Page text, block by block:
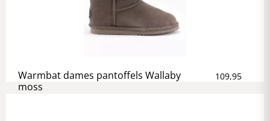
Warmbat dames pantoffels Wallaby
moss
109,95